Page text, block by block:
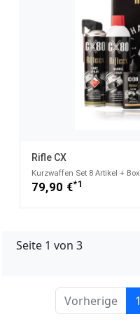
Rifle CX
Kurzwaffen Set 8 Artikel + Box
79,90 €*1
Seite 1 von 3
Vorherige 1